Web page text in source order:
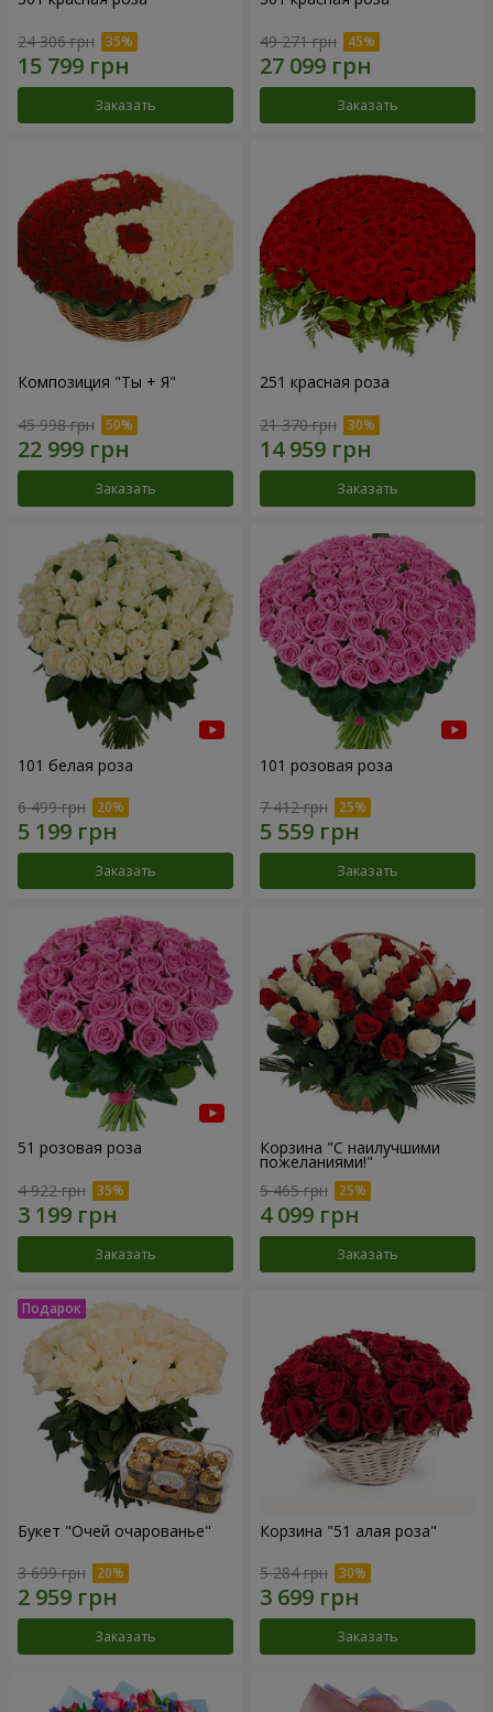
24 306 грн
Заказать
49 271 грн
Заказать
Композиция "Ты + Я"
45 998 грн
Заказать
251 красная роза
21 370 грн
Заказать
101 белая роза
6 499 грн
Заказать
101 розовая роза
7 412 грн
Заказать
51 розовая роза
4 922 грн
Заказать
Корзина "С наилучшими
пожеланиями!"
5 465 грн
Заказать
Букет "Очей очарованье"
3 699 грн
Заказать
Корзина "51 алая роза"
5 284 грн
Заказать